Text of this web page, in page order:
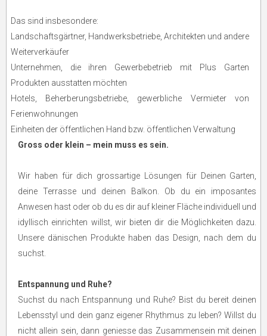
Das sind insbesondere:
Landschaftsgärtner, Handwerksbetriebe, Architekten und andere
Weiterverkäufer
Unternehmen, die ihren Gewerbebetrieb mit Plus Garten
Produkten ausstatten möchten
Hotels, Beherberungsbetriebe, gewerbliche Vermieter von
Ferienwohnungen
Einheiten der öffentlichen Hand bzw. öffentlichen Verwaltung
Gross oder klein – mein muss es sein.
Wir haben für dich grossartige Lösungen für Deinen Garten,
deine Terrasse und deinen Balkon. Ob du ein imposantes
Anwesen hast oder ob du es dir auf kleiner Fläche individuell und
idyllisch einrichten willst, wir bieten dir die Möglichkeiten dazu.
Unsere dänischen Produkte haben das Design, nach dem du
suchst.
Entspannung und Ruhe?
Suchst du nach Entspannung und Ruhe? Bist du bereit deinen
Lebensstyl und dein ganz eigener Rhythmus zu leben? Willst du
nicht allein sein, dann geniesse das Zusammensein mit deinen